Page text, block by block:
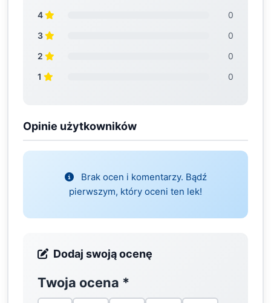
4
0
3
0
2
0
1
0
Opinie użytkowników
Brak ocen i komentarzy. Bądź
pierwszym, który oceni ten lek!
Dodaj swoją ocenę
Twoja ocena *